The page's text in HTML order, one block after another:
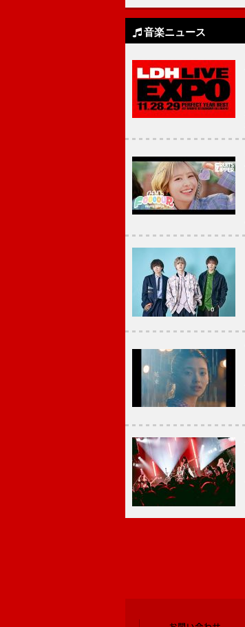
音楽ニュース